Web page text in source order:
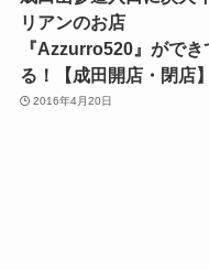
リアンのお店
『Azzurro520』ができ
る！【成田開店・閉店】
2016年4月20日